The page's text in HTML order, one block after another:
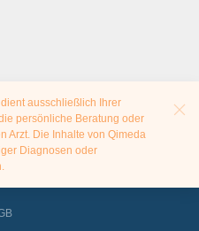
ausschließlich Ihrer
persönliche Beratung oder
Arzt. Die Inhalte von Qimeda
Diagnosen oder